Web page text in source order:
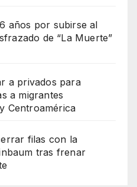
años por subirse al
de “La Muerte”
a privados para
a migrantes
Centroamérica
filas con la
tras frenar